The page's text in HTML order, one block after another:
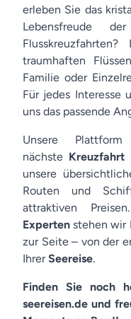
erleben Sie das
Lebensfreude
traumhaften
Familie oder
Für jedes Interesse
uns das passende
Unsere
nächste Kreuzfahrt
unsere
Routen und
attraktiven
Experten stehen wir
zur Seite – von der
IhrerSeereise.
Finden Sie noch
seereisen.de und